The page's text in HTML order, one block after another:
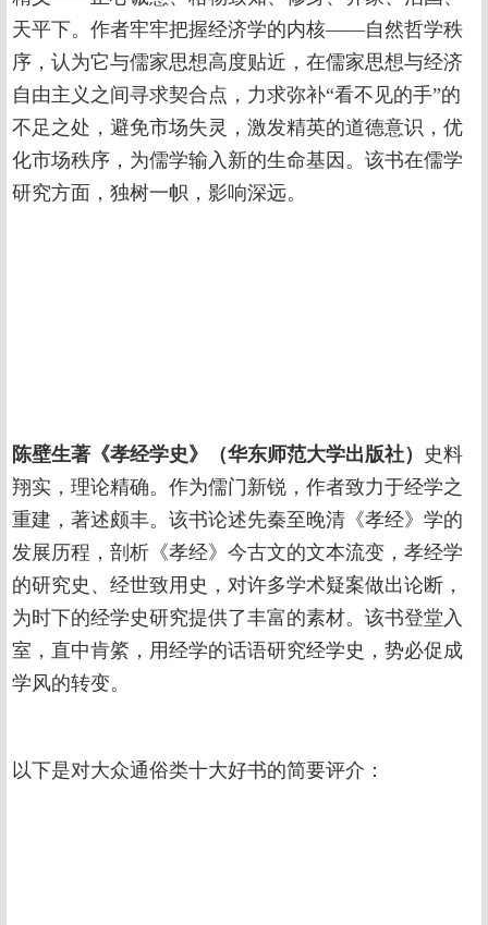
天平下。作者牢牢把握经济学的内核——自然哲学秩
序，认为它与儒家思想高度贴近，在儒家思想与经济
自由主义之间寻求契合点，力求弥补“看不见的手”的
不足之处，避免市场失灵，激发精英的道德意识，优
化市场秩序，为儒学输入新的生命基因。该书在儒学
研究方面，独树一帜，影响深远。
陈壁生著《孝经学史》（华东师范大学出版社） 史料
翔实，理论精确。作为儒门新锐，作者致力于经学之
重建，著述颇丰。该书论述先秦至晚清《孝经》学的
发展历程，剖析《孝经》今古文的文本流变，孝经学
的研究史、经世致用史，对许多学术疑案做出论断，
为时下的经学史研究提供了丰富的素材。该书登堂入
室，直中肯綮，用经学的话语研究经学史，势必促成
学风的转变。
以下是对大众通俗类十大好书的简要评介：